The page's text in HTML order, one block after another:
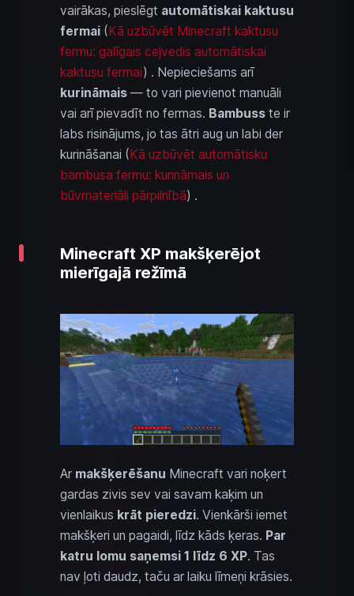
vairākas, pieslēgt automātiskai kaktusu
fermai (Kā uzbūvēt Minecraft kaktusu
fermu: galīgais ceļvedis automātiskai
kaktusu fermai) . Nepieciešams arī
kurināmais — to vari pievienot manuāli
vai arī pievadīt no fermas. Bambuss te ir
labs risinājums, jo tas ātri aug un labi der
kurināšanai (Kā uzbūvēt automātisku
bambusa fermu: kurināmais un
būvmateriāli pārpilnībā) .
Minecraft XP makšķerējot
mierīgajā režīmā
Ar makšķerēšanu Minecraft vari noķert
gardas zivis sev vai savam kaķim un
vienlaikus krāt pieredzi. Vienkārši iemet
makšķeri un pagaidi, līdz kāds ķeras. Par
katru lomu saņemsi 1 līdz 6 XP. Tas
nav ļoti daudz, taču ar laiku līmeņi krāsies.